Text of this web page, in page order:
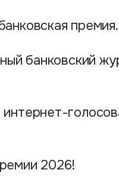
премия.
банковский
2026!